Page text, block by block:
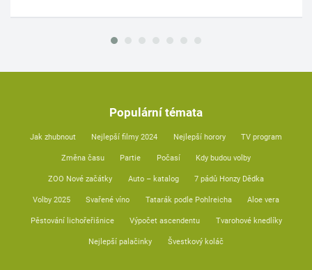
Populární témata
Jak zhubnout Nejlepší filmy 2024 Nejlepší horory TV program
Změna času Partie Počasí Kdy budou volby
ZOO Nové začátky Auto – katalog 7 pádů Honzy Dědka
Volby 2025 Svařené víno Tatarák podle Pohlreicha Aloe vera
Pěstování lichořeřišnice Výpočet ascendentu Tvarohové knedlíky
Nejlepší palačinky Švestkový koláč